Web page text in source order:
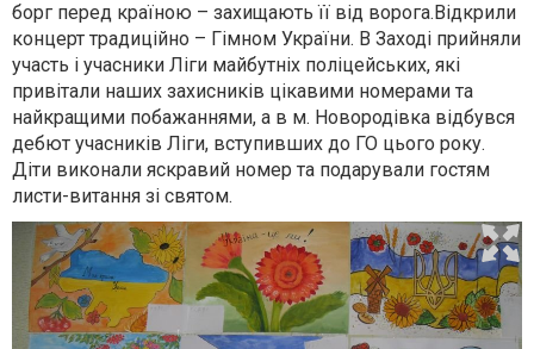
борг перед країною – захищають її від ворога.Відкрили
концерт традиційно – Гімном України. В Заході прийняли
участь і учасники Ліги майбутніх поліцейських, які
привітали наших захисників цікавими номерами та
найкращими побажаннями, а в м. Новородівка відбувся
дебют учасників Ліги, вступивших до ГО цього року.
Діти виконали яскравий номер та подарували гостям
листи-витання зі святом.